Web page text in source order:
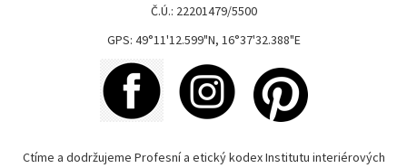
Č.Ú.: 22201479/5500
GPS: 49°11'12.599"N, 16°37'32.388"E
Ctíme a dodržujeme Profesní a etický kodex Institutu interiérových